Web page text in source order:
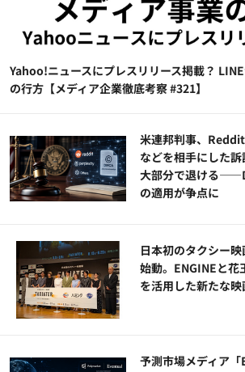
Yahoo!ニュースにプレスリリース掲載？
の行方【メディア企業徹底考察 #321】
米連邦判事、
などを相手にした
大部分で退ける
の適用が争点に
日本初のタクシー映
始動。ENGINEと花
を活用した新たな
予測市場メディア